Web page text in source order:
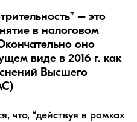
– это
в налоговом
оно
виде в 2016 г. как
Высшего
что, “действуя в рамках